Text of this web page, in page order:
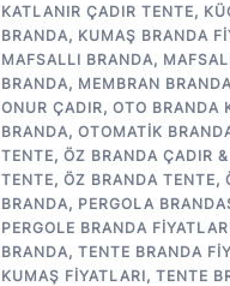
KATLANIR ÇADIR TENTE,
BRANDA, KUMAŞ BRANDA
MAFSALLI BRANDA,
BRANDA, MEMBRAN
ONUR ÇADIR, OTO BRANDA
BRANDA, OTOMATIK
TENTE, ÖZ BRANDA ÇADIR
TENTE, ÖZ BRANDA TENTE,
BRANDA, PERGOLA
PERGOLE BRANDA
BRANDA, TENTE BRANDA
KUMAŞ FIYATLARI, TENTE